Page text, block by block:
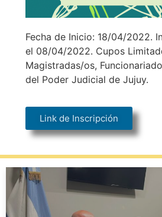
Fecha de Inicio: 18/04/2022.
el 08/04/2022. Cupos
Magistradas/os,
del Poder Judicial de Jujuy.
Link de Inscripción